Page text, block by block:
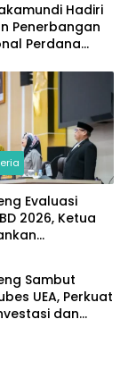
Hadiri
Penerbangan
Perdana
Evaluasi
2026, Ketua
Sambut
UEA, Perkuat
dan